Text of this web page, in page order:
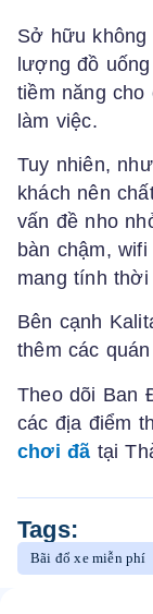
Sở hữu không
lượng đồ
tiềm năng cho
làm việc.
Tuy nhiên,
khách nên
vấn đề nho
bàn chậm,
mang tính thời
Bên cạnh
thêm các
Theo dõi Ban
các địa điểm
chơi đã tại
Tags:
Bãi đổ xe miễn phí